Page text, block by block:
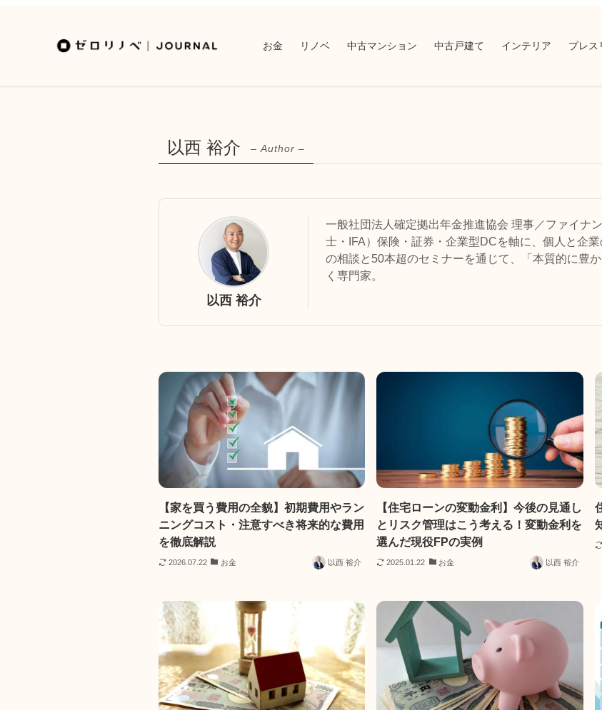
お金 リノベ 中古マンション 中古戸建て インテリア プレス
以西 裕介 – Author –
以西 裕介
一般社団法人確定拠出年金推進協会 理事／ファイナ
士・IFA）保険・証券・企業型DCを軸に、個人と企
の相談と50本超のセミナーを通じて、「本質的に豊
く専門家。
【家を買う費用の全貌】初期費用やラン
ニングコスト・注意すべき将来的な費用
を徹底解説
2026.07.22 お金 以西 裕介
【住宅ローンの変動金利】今後の見通し
とリスク管理はこう考える！変動金利を
選んだ現役FPの実例
2025.01.22 お金 以西 裕介